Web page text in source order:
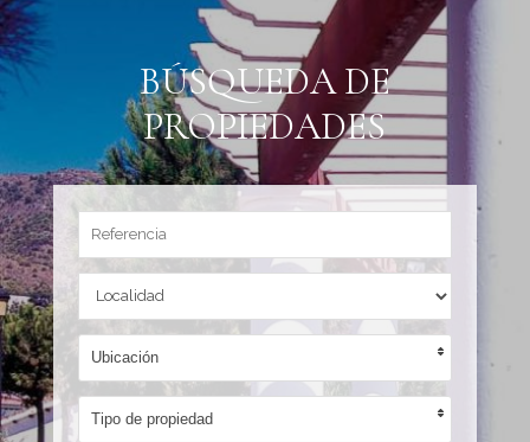
BÚSQUEDA DE
PROPIEDADES
Ubicación
Tipo de propiedad